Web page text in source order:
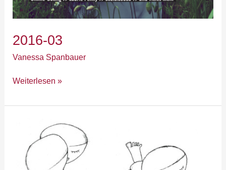
2016-03
Vanessa Spanbauer
Weiterlesen »
positionswechsel:
Capitalism
libido